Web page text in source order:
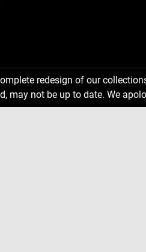
redesign of our
may not be up to date. We